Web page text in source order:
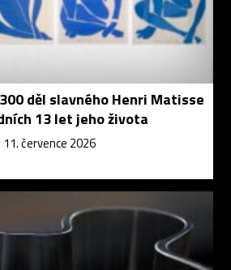
děl slavného Henri Matisse
13 let jeho života
11. července 2026